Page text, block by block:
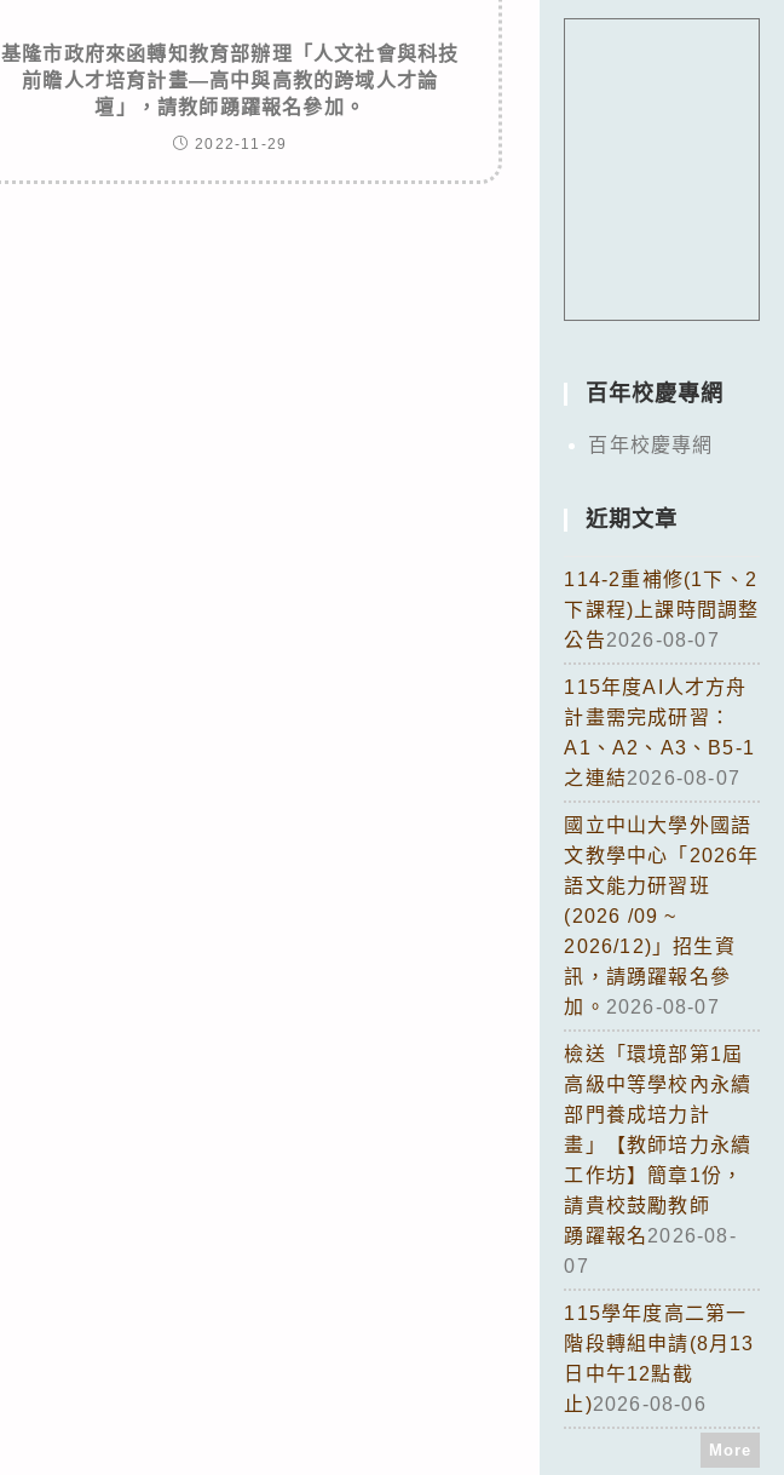
基隆市政府來函轉知教育部辦理「人文社會與科技
前瞻人才培育計畫—高中與高教的跨域人才論
壇」，請教師踴躍報名參加。
2022-11-29
百年校慶專網
百年校慶專網
近期文章
114-2重補修(1下、2
下課程)上課時間調整
公告2026-08-07
115年度AI人才方舟
計畫需完成研習：
A1、A2、A3、B5-1
之連結2026-08-07
國立中山大學外國語
文教學中心「2026年
語文能力研習班
(2026 /09 ~
2026/12)」招生資
訊，請踴躍報名參
加。 2026-08-07
檢送「環境部第1屆
高級中等學校內永續
部門養成培力計
畫」【教師培力永續
工作坊】簡章1份，
請貴校鼓勵教師
踴躍報名2026-08-
07
115學年度高二第一
階段轉組申請(8月13
日中午12點截
止)2026-08-06
More